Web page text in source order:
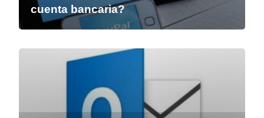
cuenta bancaria?